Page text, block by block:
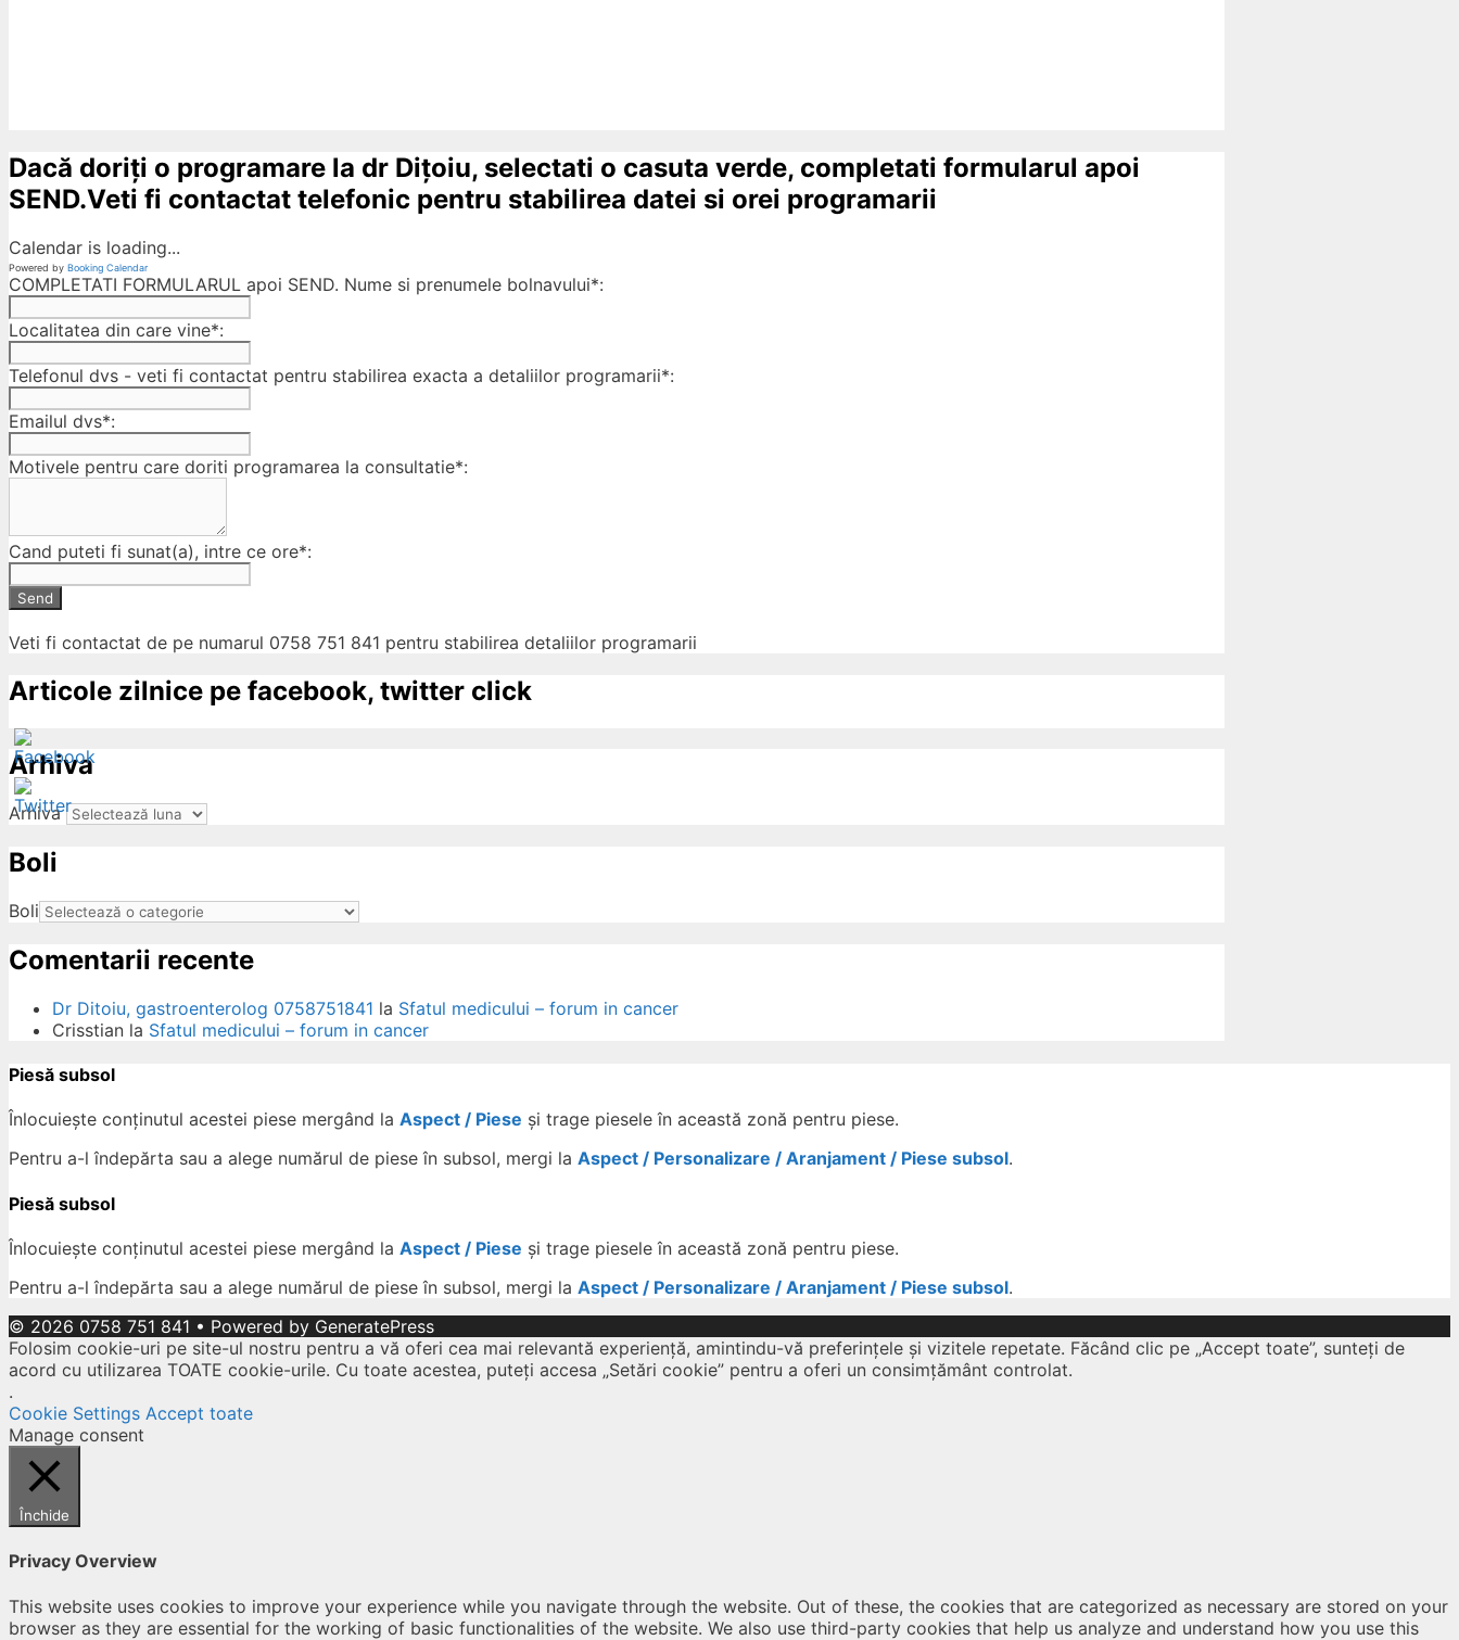
Dacă doriți o programare la dr Dițoiu, selectati o casuta verde, completati formularul apoi
SEND.Veti fi contactat telefonic pentru stabilirea datei si orei programarii
Calendar is loading...
Powered by Booking Calendar
COMPLETATI FORMULARUL apoi SEND. Nume si prenumele bolnavului*:
Localitatea din care vine*:
Telefonul dvs - veti fi contactat pentru stabilirea exacta a detaliilor programarii*:
Emailul dvs*:
Motivele pentru care doriti programarea la consultatie*:
Cand puteti fi sunat(a), intre ce ore*:
Send
Veti fi contactat de pe numarul 0758 751 841 pentru stabilirea detaliilor programarii
Articole zilnice pe facebook, twitter click
Arhiva
Arhiva
Boli
Boli
Comentarii recente
Dr Ditoiu, gastroenterolog 0758751841 la Sfatul medicului – forum in cancer
Crisstian la Sfatul medicului – forum in cancer
Piesă subsol
Înlocuiește conținutul acestei piese mergând la Aspect / Piese și trage piesele în această zonă pentru piese.
Pentru a-l îndepărta sau a alege numărul de piese în subsol, mergi la Aspect / Personalizare / Aranjament / Piese subsol.
Piesă subsol
Înlocuiește conținutul acestei piese mergând la Aspect / Piese și trage piesele în această zonă pentru piese.
Pentru a-l îndepărta sau a alege numărul de piese în subsol, mergi la Aspect / Personalizare / Aranjament / Piese subsol.
© 2026 0758 751 841 • Powered by GeneratePress
Folosim cookie-uri pe site-ul nostru pentru a vă oferi cea mai relevantă experiență, amintindu-vă preferințele și vizitele repetate. Făcând clic pe „Accept toate”, sunteți de
acord cu utilizarea TOATE cookie-urile. Cu toate acestea, puteți accesa „Setări cookie” pentru a oferi un consimțământ controlat.
.
Cookie Settings Accept toate
Manage consent
Închide
Privacy Overview
This website uses cookies to improve your experience while you navigate through the website. Out of these, the cookies that are categorized as necessary are stored on your
browser as they are essential for the working of basic functionalities of the website. We also use third-party cookies that help us analyze and understand how you use this